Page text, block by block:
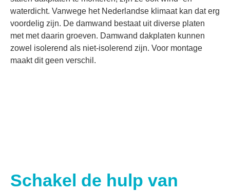
waterdicht. Vanwege het Nederlandse klimaat kan dat erg
voordelig zijn. De damwand bestaat uit diverse platen
met met daarin groeven. Damwand dakplaten kunnen
zowel isolerend als niet-isolerend zijn. Voor montage
maakt dit geen verschil.
Schakel de hulp van